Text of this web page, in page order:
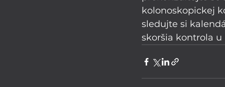
kolonoskopickej
sledujte si
skoršia kontrola